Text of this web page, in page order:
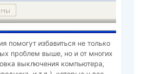
помогут избавиться не только
проблем выше, но и от многих
выключения компьютера,